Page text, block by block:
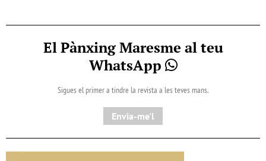
El Pànxing Maresme al teu
WhatsApp
Sigues el primer a tindre la revista a les teves mans.
Envia-me'l